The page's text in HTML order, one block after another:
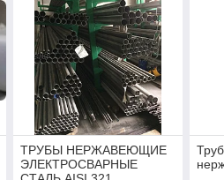
ТРУБЫ НЕРЖАВЕЮЩИЕ
ЭЛЕКТРОСВАРНЫЕ